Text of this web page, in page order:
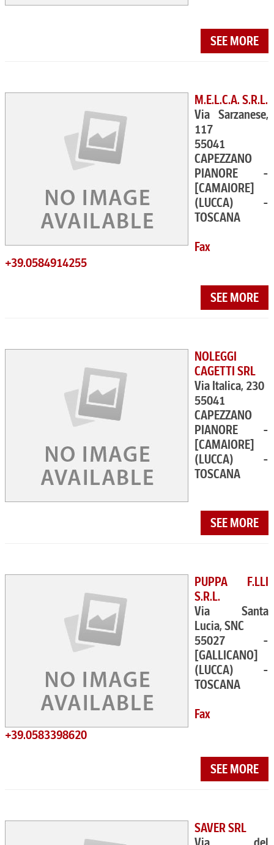
SEE MORE
M.E.L.C.A. S.R.L.
Via Sarzanese,
117
55041
CAPEZZANO
PIANORE -
[CAMAIORE]
(LUCCA) -
TOSCANA
Fax
+39.0584914255
SEE MORE
NOLEGGI
CAGETTI SRL
Via Italica, 230
55041
CAPEZZANO
PIANORE -
[CAMAIORE]
(LUCCA) -
TOSCANA
SEE MORE
PUPPA F.LLI
S.R.L.
Via Santa
Lucia, SNC
55027 -
[GALLICANO]
(LUCCA) -
TOSCANA
Fax
+39.0583398620
SEE MORE
SAVER SRL